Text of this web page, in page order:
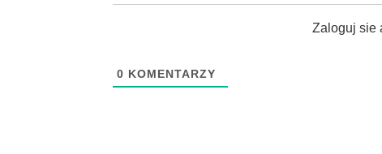
Zaloguj sie
0 KOMENTARZY